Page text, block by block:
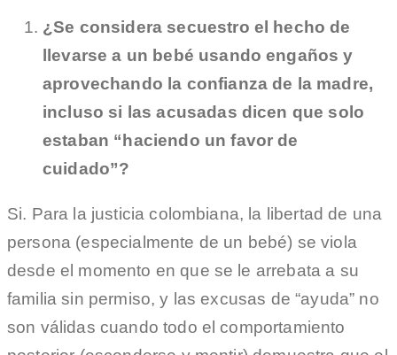
¿Se considera secuestro el hecho de
llevarse a un bebé usando engaños y
aprovechando la confianza de la madre,
incluso si las acusadas dicen que solo
estaban “haciendo un favor de
cuidado”?
Si. Para la justicia colombiana, la libertad de una
persona (especialmente de un bebé) se viola
desde el momento en que se le arrebata a su
familia sin permiso, y las excusas de “ayuda” no
son válidas cuando todo el comportamiento